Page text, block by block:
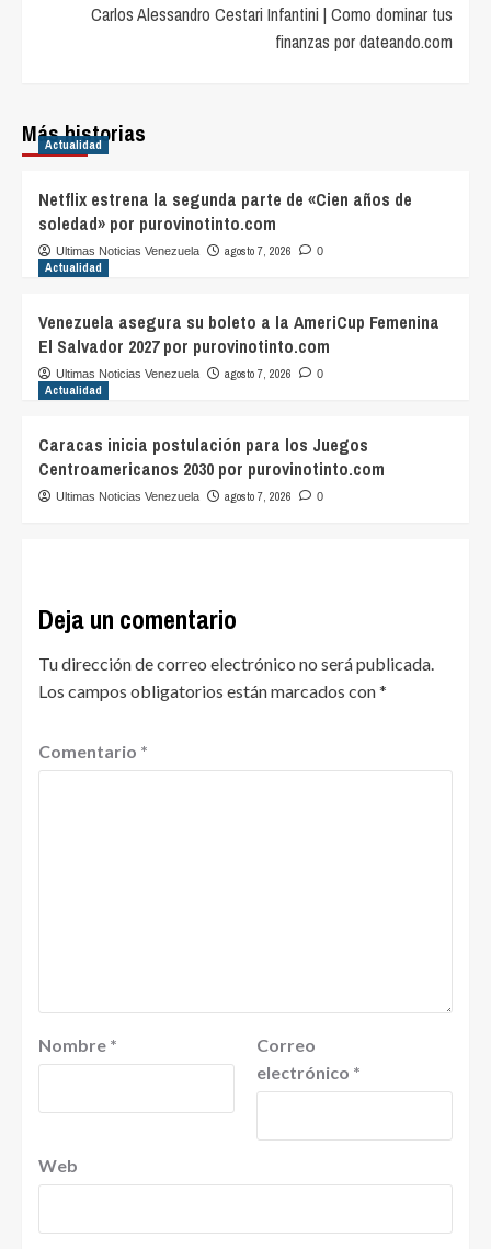
Carlos Alessandro Cestari Infantini | Como dominar tus
finanzas por dateando.com
Más historias
Actualidad
Netflix estrena la segunda parte de «Cien años de
soledad» por purovinotinto.com
Ultimas Noticias Venezuela agosto 7, 2026 0
Actualidad
Venezuela asegura su boleto a la AmeriCup Femenina
El Salvador 2027 por purovinotinto.com
Ultimas Noticias Venezuela agosto 7, 2026 0
Actualidad
Caracas inicia postulación para los Juegos
Centroamericanos 2030 por purovinotinto.com
Ultimas Noticias Venezuela agosto 7, 2026 0
Deja un comentario
Tu dirección de correo electrónico no será publicada.
Los campos obligatorios están marcados con*
Comentario *
Nombre *
Correo
electrónico *
Web